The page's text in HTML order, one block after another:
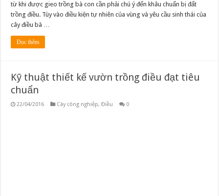
từ khi được gieo trồng bà con cần phải chú ý đến khâu chuẩn bị đất
trồng điều. Tùy vào điều kiện tự nhiên của vùng và yêu cầu sinh thái của
cây điều bà …
Đọc thêm
Kỹ thuật thiết kế vườn trồng điều đạt tiêu
chuẩn
22/04/2016 Cây công nghiệp,Điều 0